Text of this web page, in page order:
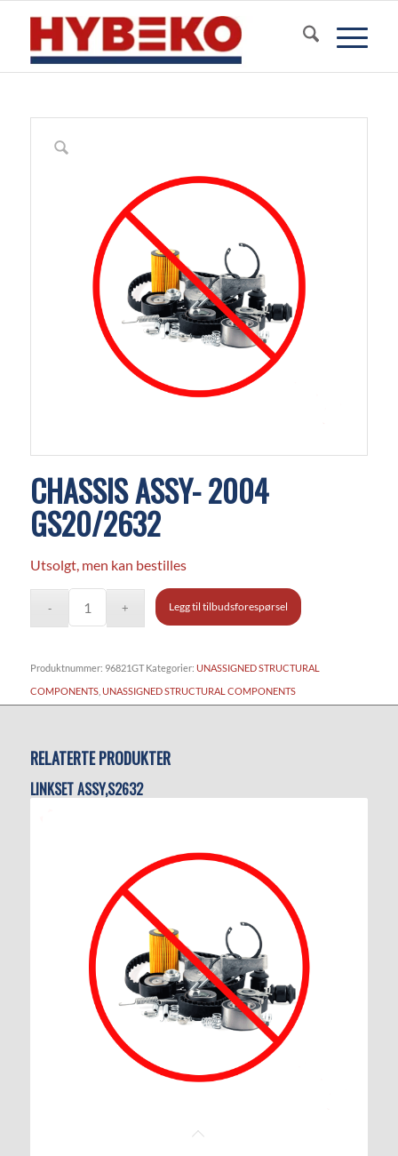
CHASSIS ASSY- 2004
GS20/2632
Utsolgt, men kan bestilles
Legg til tilbudsforespørsel
Produktnummer: 96821GT Kategorier: UNASSIGNED STRUCTURAL
COMPONENTS, UNASSIGNED STRUCTURAL COMPONENTS
RELATERTE PRODUKTER
LINKSET ASSY,S2632